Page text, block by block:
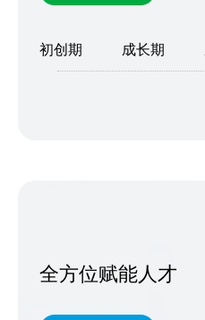
初创期 成长期
全方位赋能人才